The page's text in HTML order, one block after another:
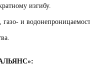
изгибу.
и